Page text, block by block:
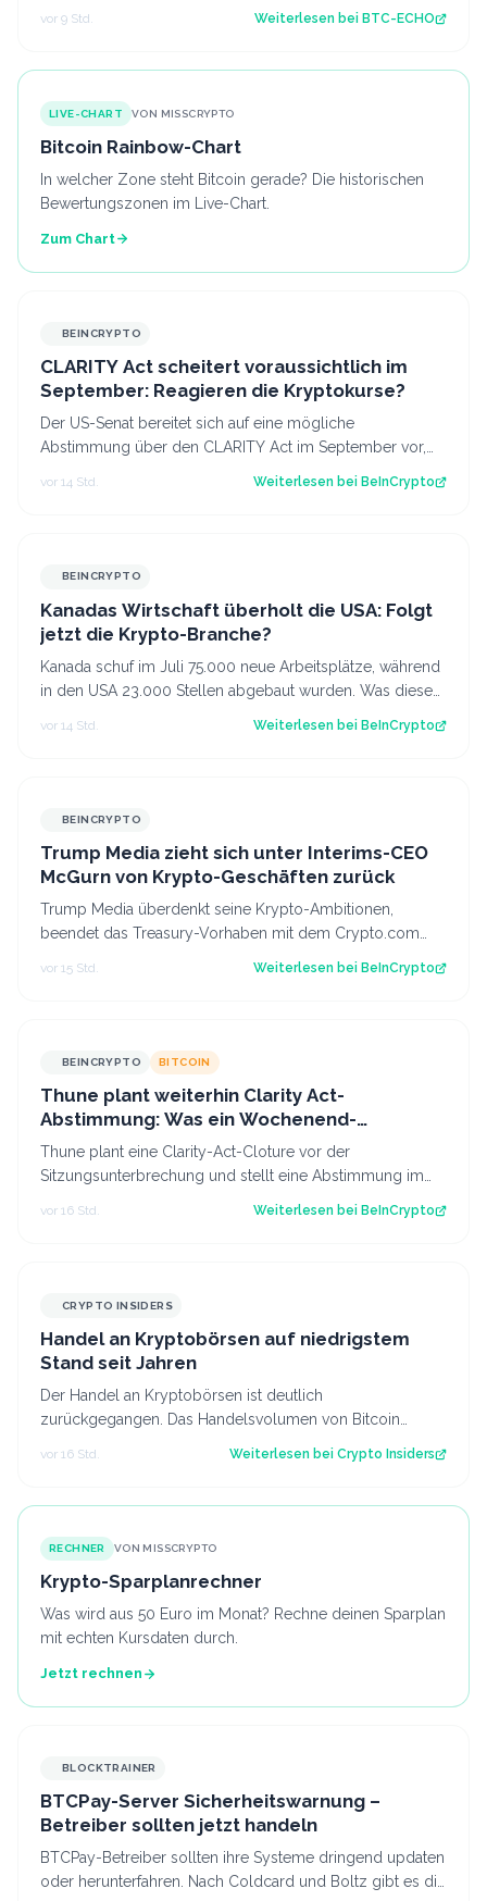
Hersteller offenbar seine eigene Warnung ign…
vor 9 Std. Weiterlesen bei BTC-ECHO
LIVE-CHART VON MISSCRYPTO
Bitcoin Rainbow-Chart
In welcher Zone steht Bitcoin gerade? Die historischen
Bewertungszonen im Live-Chart.
Zum Chart
BEINCRYPTO
CLARITY Act scheitert voraussichtlich im
September: Reagieren die Kryptokurse?
Der US-Senat bereitet sich auf eine mögliche
Abstimmung über den CLARITY Act im September vor,
obwohl weiterhin die nötige Unterstützung feh…
vor 14 Std. Weiterlesen bei BeInCrypto
BEINCRYPTO
Kanadas Wirtschaft überholt die USA: Folgt
jetzt die Krypto-Branche?
Kanada schuf im Juli 75.000 neue Arbeitsplätze, während
in den USA 23.000 Stellen abgebaut wurden. Was diese
vor 14 Std. Weiterlesen bei BeInCrypto
BEINCRYPTO
Trump Media zieht sich unter Interims-CEO
McGurn von Krypto-Geschäften zurück
Trump Media überdenkt seine Krypto-Ambitionen,
beendet das Treasury-Vorhaben mit dem Crypto.com
vor 15 Std. Weiterlesen bei BeInCrypto
BEINCRYPTO BITCOIN
Thune plant weiterhin Clarity Act-
Abstimmung: Was ein Wochenend-
Überraschung für Bitcoin bedeuten könnte
Thune plant eine Clarity-Act-Cloture vor der
Sitzungsunterbrechung und stellt eine Abstimmung im
Senat im September in Aussicht, während die…
vor 16 Std. Weiterlesen bei BeInCrypto
CRYPTO INSIDERS
Handel an Kryptobörsen auf niedrigstem
Stand seit Jahren
Der Handel an Kryptobörsen ist deutlich
zurückgegangen. Das Handelsvolumen von Bitcoin
vor 16 Std. Weiterlesen bei Crypto Insiders
RECHNER VON MISSCRYPTO
Krypto-Sparplanrechner
Was wird aus 50 Euro im Monat? Rechne deinen Sparplan
mit echten Kursdaten durch.
Jetzt rechnen
BLOCKTRAINER
BTCPay-Server Sicherheitswarnung –
Betreiber sollten jetzt handeln
BTCPay-Betreiber sollten ihre Systeme dringend updaten
oder herunterfahren. Nach Coldcard und Boltz gibt es die